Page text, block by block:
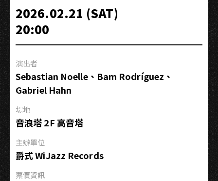
Trio
｜
香
頌
士
的
午
後
2026.02.21 (SAT)
20:00
演出者
Sebastian Noelle、Bam Rodríguez、
Gabriel Hahn
場地
音浪塔 2F 高音塔
主辦單位
爵式 WiJazz Records
票價資訊